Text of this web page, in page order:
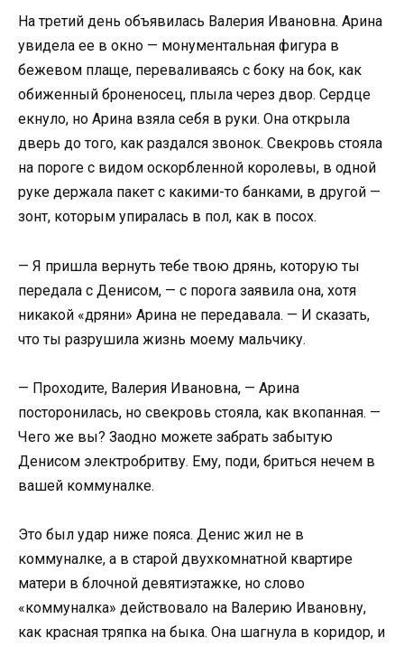
На третий день объявилась Валерия Ивановна. Арина
увидела ее в окно — монументальная фигура в
бежевом плаще, переваливаясь с боку на бок, как
обиженный броненосец, плыла через двор. Сердце
екнуло, но Арина взяла себя в руки. Она открыла
дверь до того, как раздался звонок. Свекровь стояла
на пороге с видом оскорбленной королевы, в одной
руке держала пакет с какими-то банками, в другой —
зонт, которым упиралась в пол, как в посох.
— Я пришла вернуть тебе твою дрянь, которую ты
передала с Денисом, — с порога заявила она, хотя
никакой «дряни» Арина не передавала. — И сказать,
что ты разрушила жизнь моему мальчику.
— Проходите, Валерия Ивановна, — Арина
посторонилась, но свекровь стояла, как вкопанная. —
Чего же вы? Заодно можете забрать забытую
Денисом электробритву. Ему, поди, бриться нечем в
вашей коммуналке.
Это был удар ниже пояса. Денис жил не в
коммуналке, а в старой двухкомнатной квартире
матери в блочной девятиэтажке, но слово
«коммуналка» действовало на Валерию Ивановну,
как красная тряпка на быка. Она шагнула в коридор, и